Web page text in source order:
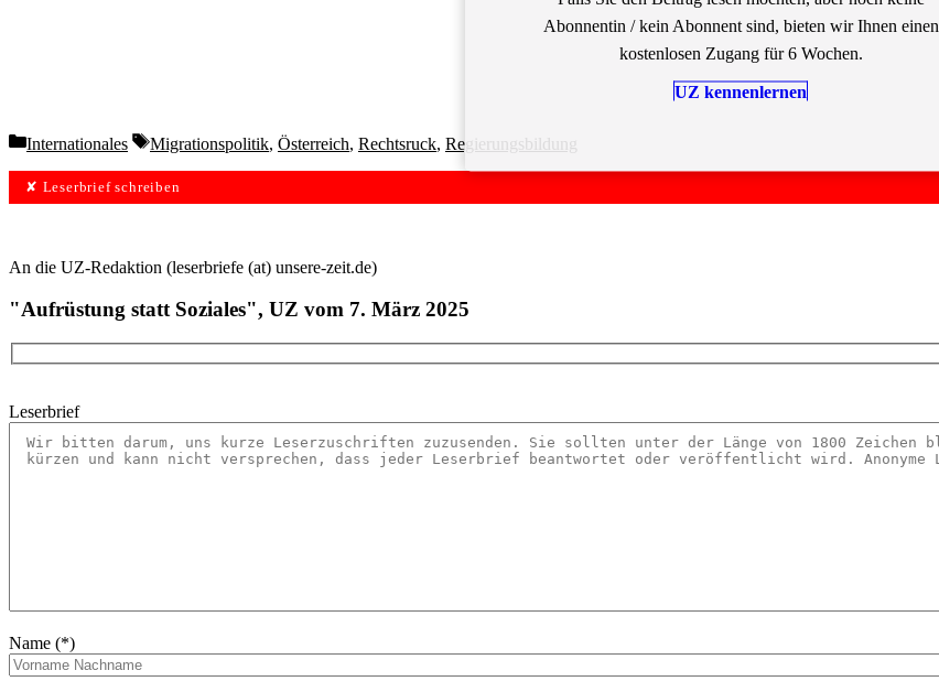
Abonnentin / kein Abonnent sind, bieten wir Ihnen einen
kostenlosen Zugang für 6 Wochen.
UZ kennenlernen
Categories
Internationales Tags
Migrationspolitik, Österreich, Rechtsruck, Regierungsbildung
✘ Leserbrief schreiben
An die UZ-Redaktion (leserbriefe (at) unsere-zeit.de)
"Aufrüstung statt Soziales", UZ vom 7. März 2025
Leserbrief
Name (*)